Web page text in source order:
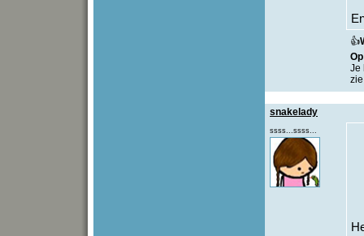
👍
Je
snakelady
ssss...ssss...